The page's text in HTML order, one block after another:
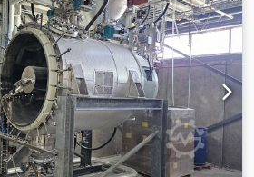
farmacja (API), półprodukty A)
mieszadło z podgrzewanym
w kilku segmentach (podwójne
Przekładnia: (CEMP) – Moc 30
Prędkość mieszania: 1,6 ÷ 8,1
ATEX II 2GD Csdpfxjx R
i suszarka zamontowane na
SKID) B) Komora
Pojemność całkowita: 3200